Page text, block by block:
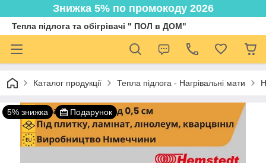
Знижка 5% по промокоду 2026
Тепла підлога та обігрівачі " ПОЛ в ДОМ"
Каталог продукції Тепла підлога - Нагрівальні мати
5% знижка Подарунок